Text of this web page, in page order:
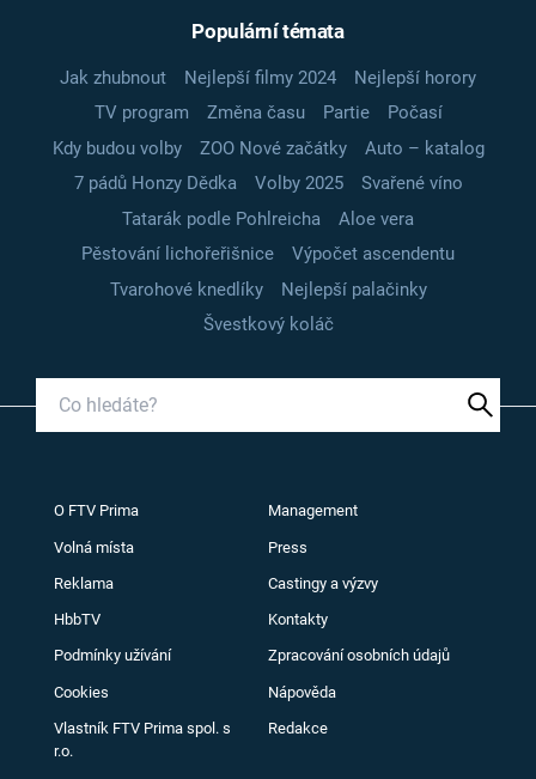
Populární témata
Jak zhubnout Nejlepší filmy 2024
Nejlepší horory
TV program
Změna času Partie
Počasí
Kdy budou volby
ZOO Nové začátky
Auto – katalog
7 pádů Honzy Dědka
Volby 2025
Svařené víno
Tatarák podle Pohlreicha
Aloe vera
Pěstování lichořeřišnice
Výpočet ascendentu
Tvarohové knedlíky
Nejlepší palačinky
Švestkový koláč
O FTV Prima Management
Volná místa Press
Reklama Castingy a výzvy
HbbTV Kontakty
Podmínky užívání Zpracování osobních údajů
Cookies Nápověda
Vlastník FTV Prima spol. s
r.o.
Redakce